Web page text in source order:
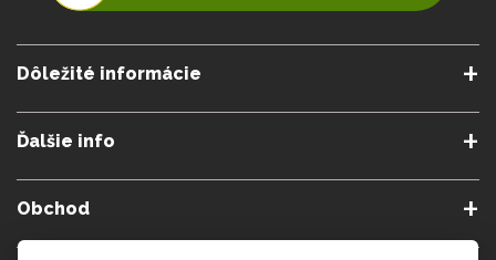
Dôležité informácie
Ochrana osobných údajov
Cookies nastavenia
Ďalšie info
Obchod